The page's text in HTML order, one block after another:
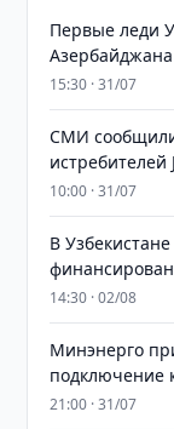
Первые леди
15:30 · 31/07
СМИ сообщили
истребителей
10:00 · 31/07
В
14:30 · 02/08
Минэнерго
подключение
21:00 · 31/07